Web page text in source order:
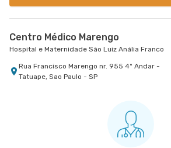
Centro Médico Marengo
Hospital e Maternidade São Luiz Anália Franco
Rua Francisco Marengo nr. 955 4º Andar -
Tatuape, Sao Paulo - SP